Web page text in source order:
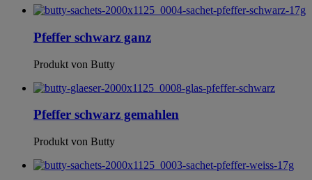
Pfeffer schwarz ganz
Produkt von Butty
Pfeffer schwarz gemahlen
Produkt von Butty